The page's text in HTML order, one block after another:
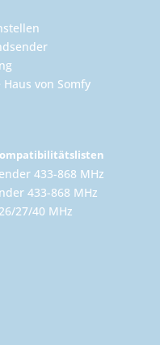
von Somfy
433-868 MHz
433-868 MHz
27/40 MHz